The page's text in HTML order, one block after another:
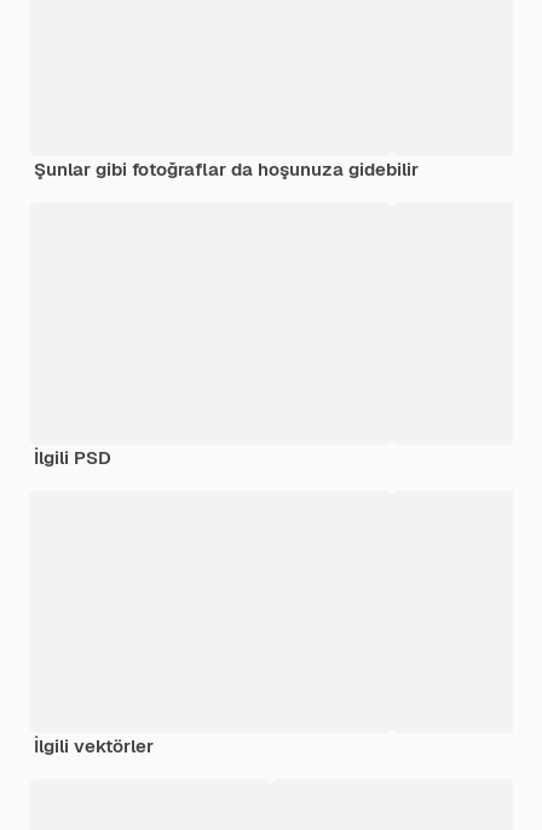
Şunlar gibi fotoğraflar da hoşunuza gidebilir
İlgili PSD
İlgili vektörler